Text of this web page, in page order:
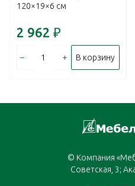
120×19×6 см
2 962 ₽
– + В корзину
© Компания
Советская, 3;